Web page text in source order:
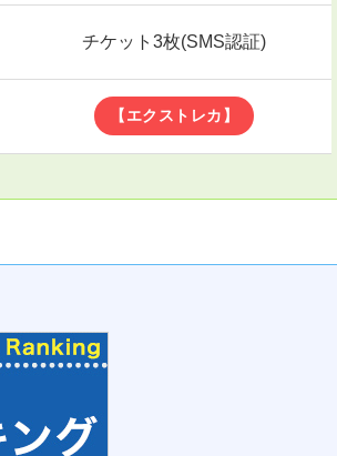
チケット3枚(SMS認証)
【エクストレカ】